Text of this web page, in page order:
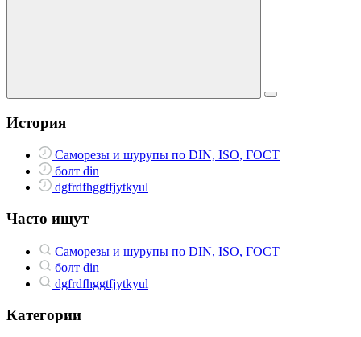
История
Саморезы и шурупы по DIN, ISO, ГОСТ
болт din
dgfrdfhggtfjytkyul
Часто ищут
Саморезы и шурупы по DIN, ISO, ГОСТ
болт din
dgfrdfhggtfjytkyul
Категории